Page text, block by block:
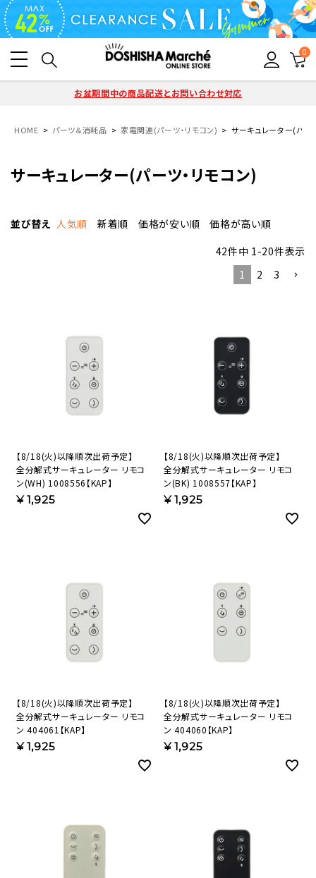
0
お盆期間中の商品配送とお問い合わせ対応
HOME パーツ＆消耗品 家電関連(パーツ・リモコン) サーキュレーター(パー
サーキュレーター(パーツ・リモコン)
並び替え 人気順 新着順 価格が安い順
価格が高い順
42件中 1-20件表示
1
2 3
【8/18(火)以降順次出荷予定】
全分解式サーキュレーター リモコ
ン(WH) 1008556【KAP】
¥1,925
【8/18(火)以降順次出荷予定】
全分解式サーキュレーター リモコ
ン(BK) 1008557【KAP】
¥1,925
【8/18(火)以降順次出荷予定】
全分解式サーキュレーター リモコ
ン 404061【KAP】
¥1,925
【8/18(火)以降順次出荷予定】
全分解式サーキュレーター リモコ
ン 404060【KAP】
¥1,925